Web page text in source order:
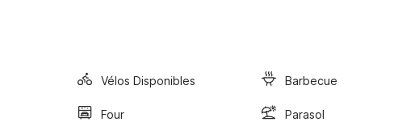
Vélos Disponibles Barbecue
Four Parasol